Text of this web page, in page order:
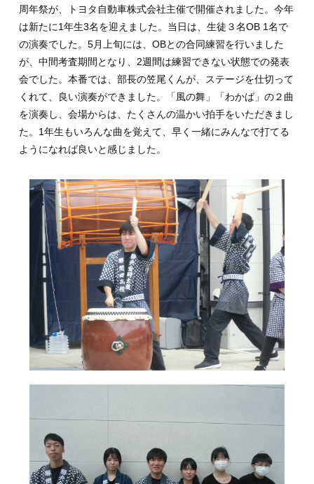
周年祭が、トヨタ自動車株式会社主催で開催されました。今年
は新たに1年生3名を迎えました。当日は、生徒３名OB 1名で
の演奏でした。5月上旬には、OBとの合同練習を行いました
が、中間考査期間となり、2週間は練習できない状態での発表
会でした。本番では、部長の笠尾くんが、ステージを仕切って
くれて、良い演奏ができました。「風の舞」「わかば」の２曲
を演奏し、会場からは、たくさんの温かい拍手をいただきまし
た。1年生もいろんな曲を覚えて、早く一緒にみんなで打てる
ようになれば良いと感じました。